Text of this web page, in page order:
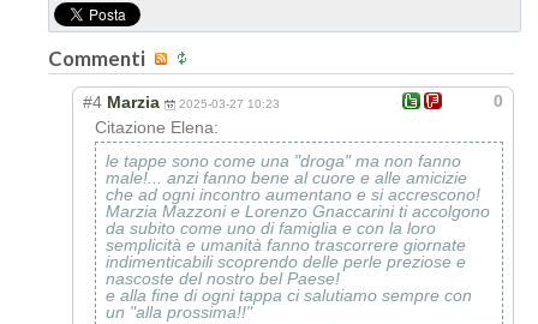
Commenti
0
#4 Marzia 2025-03-27 10:23
Citazione Elena:
le tappe sono come una "droga" ma non fanno
male!... anzi fanno bene al cuore e alle amicizie
che ad ogni incontro aumentano e si accrescono!
Marzia Mazzoni e Lorenzo Gnaccarini ti accolgono
da subito come uno di famiglia e con la loro
semplicità e umanità fanno trascorrere giornate
indimenticabili scoprendo delle perle preziose e
nascoste del nostro bel Paese!
e alla fine di ogni tappa ci salutiamo sempre con
un "alla prossima!!"